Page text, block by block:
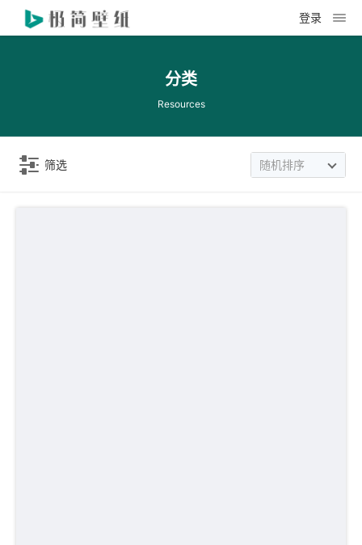
登录
分类
Resources
筛选 随机排序